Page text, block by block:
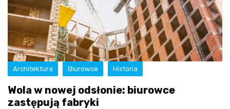
Architektura Biurowce Historia
Wola w nowej odsłonie: biurowce
zastępują fabryki